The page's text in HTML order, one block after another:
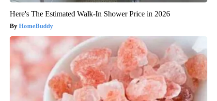
Here's The Estimated Walk-In Shower Price in 2026
HomeBuddy